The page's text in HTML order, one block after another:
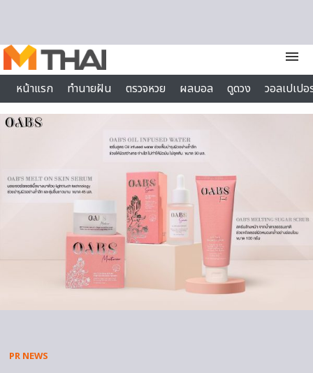
menu
หน้าแรก
ทำนายฝัน ตรวจหวย ผลบอล ดูดวง
วอลเปเป
ไลฟ์สไตล์
PR NEWS